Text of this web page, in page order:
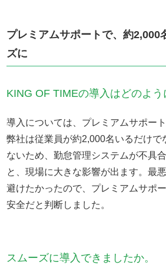
プレミアムサポートで、約2,000
ズに
KING OF TIMEの導入はどのよう
導入については、プレミアムサポー
弊社は従業員が約2,000名いるだけで
ないため、勤怠管理システムが不具
と、現場に大きな影響が出ます。最
避けたかったので、プレミアムサポ
安全だと判断しました。
スムーズに導入できましたか。